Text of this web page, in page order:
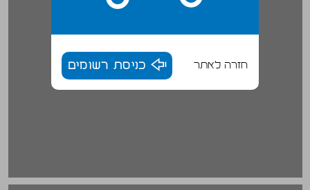
חזרה לאתר כניסת רשומים